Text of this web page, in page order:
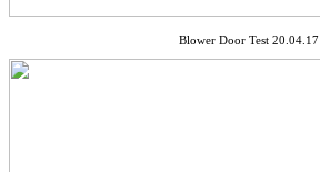
Blower Door Test 20.04.17